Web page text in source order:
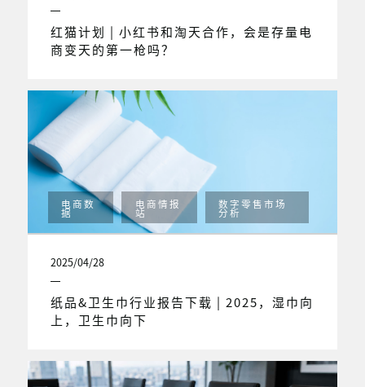
红猫计划 | 小红书和淘天合作，会是存量电
商变天的第一枪吗？
电商数
据
电商情报
站
数字零售市场
分析
2025/04/28
纸品&卫生巾行业报告下载 | 2025，湿巾向
上，卫生巾向下